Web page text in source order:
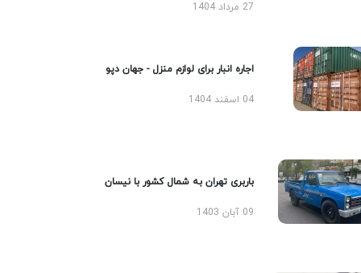
27 مرداد 1404
اجاره انبار برای لوازم منزل - جهان دپو
04 اسفند 1404
باربری تهران به شمال کشور با نیسان
09 آبان 1403